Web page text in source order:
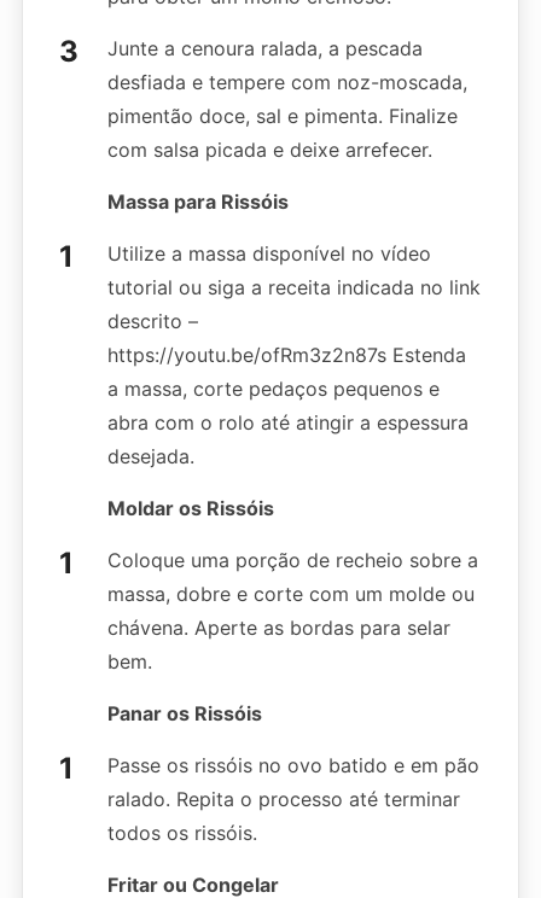
Junte a cenoura ralada, a pescada
desfiada e tempere com noz-moscada,
pimentão doce, sal e pimenta. Finalize
com salsa picada e deixe arrefecer.
Massa para Rissóis
Utilize a massa disponível no vídeo
tutorial ou siga a receita indicada no link
descrito –
https://youtu.be/ofRm3z2n87s Estenda
a massa, corte pedaços pequenos e
abra com o rolo até atingir a espessura
desejada.
Moldar os Rissóis
Coloque uma porção de recheio sobre a
massa, dobre e corte com um molde ou
chávena. Aperte as bordas para selar
bem.
Panar os Rissóis
Passe os rissóis no ovo batido e em pão
ralado. Repita o processo até terminar
todos os rissóis.
Fritar ou Congelar